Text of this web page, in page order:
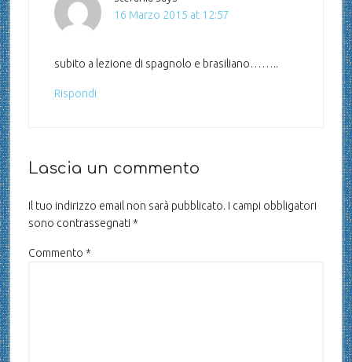
16 Marzo 2015 at 12:57
subito a lezione di spagnolo e brasiliano……..
Rispondi
Lascia un commento
Il tuo indirizzo email non sarà pubblicato. I campi obbligatori
sono contrassegnati *
Commento *